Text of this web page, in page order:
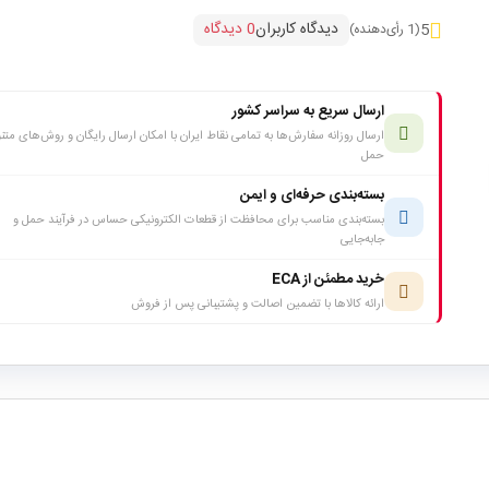
5(1 رأی‌دهنده) دیدگاه کاربران0 دیدگاه
ارسال سریع به سراسر کشور
ارسال روزانه سفارش‌ها به تمامی نقاط ایران با امکان ارسال رایگان و روش‌های
حمل
بسته‌بندی حرفه‌ای و ایمن
بسته‌بندی مناسب برای محافظت از قطعات الکترونیکی حساس در فرآیند حمل و
جابه‌جایی
خرید مطمئن از ECA
ارائه کالاها با تضمین اصالت و پشتیبانی پس از فروش